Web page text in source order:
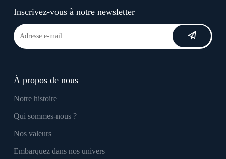
Inscrivez-vous à notre newsletter
À propos de nous
Notre histoire
Qui sommes-nous ?
Nos valeurs
Embarquez dans nos univers